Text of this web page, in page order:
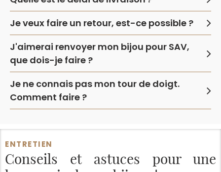
Je veux faire un retour, est-ce possible ?
J'aimerai renvoyer mon bijou pour SAV,
que dois-je faire ?
Je ne connais pas mon tour de doigt.
Comment faire ?
ENTRETIEN
Conseils et astuces pour une